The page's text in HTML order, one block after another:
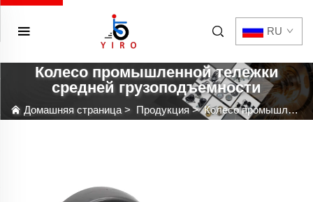
RU
Колесо промышленной тележки
средней грузоподъемности
Домашняя страница > Продукция>Колесо промышленной тележки средней грузоподъемности